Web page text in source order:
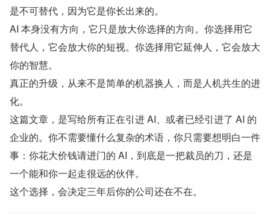
是不可替代，因为它是你长出来的。
AI 本身没有方向，它只是放大你选择的方向。你选择用它
替代人，它会放大你的短视。你选择用它延伸人，它会放大
你的智慧。
真正的升级，从来不是简单的机器换人，而是人机共生的进
化。
这篇文章，是写给所有正在引进 AI、或者已经引进了 AI 的
企业的。你不需要懂什么复杂的术语，你只需要想明白一件
事：你花大价钱请进门的 AI，到底是一把裁员的刀，还是
一个能和你一起走很远的伙伴。
这个选择，会决定三年后你的公司还在不在。